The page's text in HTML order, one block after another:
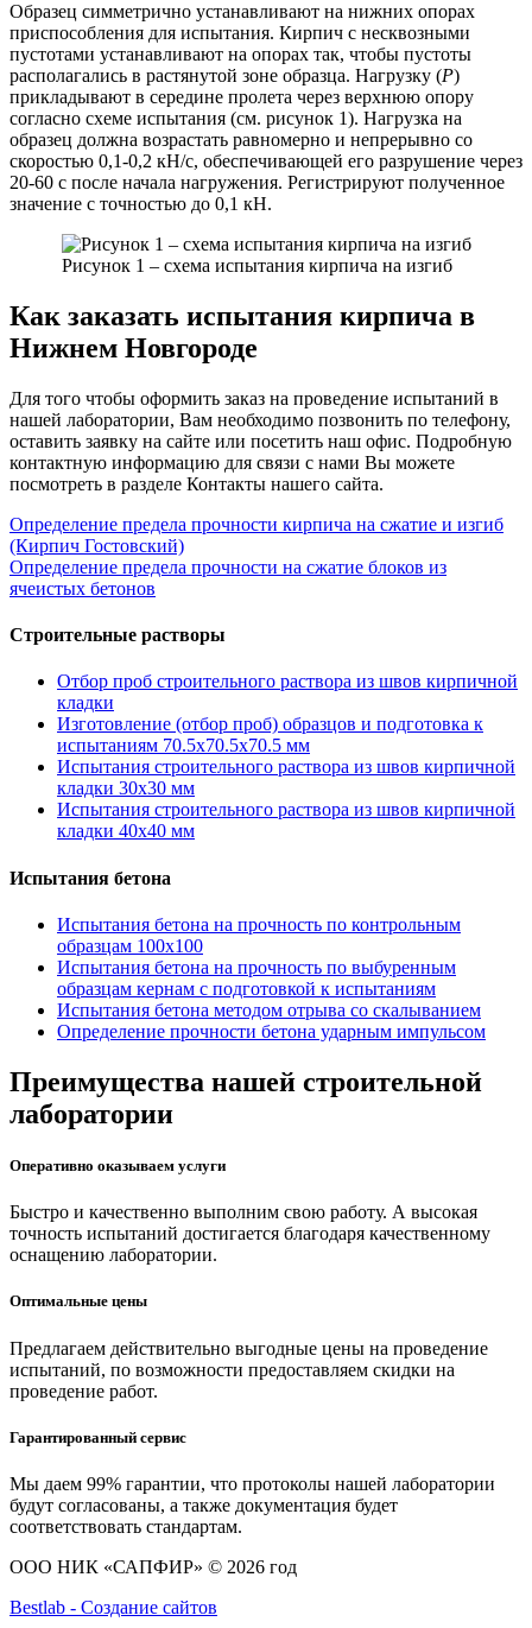
Образец симметрично устанавливают на нижних опорах
приспособления для испытания. Кирпич с несквозными
пустотами устанавливают на опорах так, чтобы пустоты
располагались в растянутой зоне образца. Нагрузку (P)
прикладывают в середине пролета через верхнюю опору
согласно схеме испытания (см. рисунок 1). Нагрузка на
образец должна возрастать равномерно и непрерывно со
скоростью 0,1-0,2 кН/с, обеспечивающей его разрушение через
20-60 с после начала нагружения. Регистрируют полученное
значение с точностью до 0,1 кН.
Рисунок 1 – схема испытания кирпича на изгиб
Как заказать испытания кирпича в
Нижнем Новгороде
Для того чтобы оформить заказ на проведение испытаний в
нашей лаборатории, Вам необходимо позвонить по телефону,
оставить заявку на сайте или посетить наш офис. Подробную
контактную информацию для связи с нами Вы можете
посмотреть в разделе Контакты нашего сайта.
Навигация
по
записям
Определение предела прочности кирпича на сжатие и изгиб
(Кирпич Гостовский)
Определение предела прочности на сжатие блоков из
ячеистых бетонов
Строительные растворы
Отбор проб строительного раствора из швов кирпичной
кладки
Изготовление (отбор проб) образцов и подготовка к
испытаниям 70.5х70.5х70.5 мм
Испытания строительного раствора из швов кирпичной
кладки 30х30 мм
Испытания строительного раствора из швов кирпичной
кладки 40х40 мм
Испытания бетона
Испытания бетона на прочность по контрольным
образцам 100х100
Испытания бетона на прочность по выбуренным
образцам кернам с подготовкой к испытаниям
Испытания бетона методом отрыва со скалыванием
Определение прочности бетона ударным импульсом
Преимущества нашей строительной
лаборатории
Оперативно оказываем услуги
Быстро и качественно выполним свою работу. А высокая
точность испытаний достигается благодаря качественному
оснащению лаборатории.
Оптимальные цены
Предлагаем действительно выгодные цены на проведение
испытаний, по возможности предоставляем скидки на
проведение работ.
Гарантированный сервис
Мы даем 99% гарантии, что протоколы нашей лаборатории
будут согласованы, а также документация будет
соответствовать стандартам.
ООО НИК «САПФИР» © 2026 год
Bestlab - Создание сайтов